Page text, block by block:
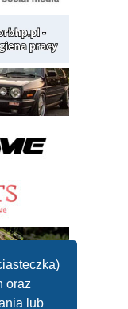
oraz
lub